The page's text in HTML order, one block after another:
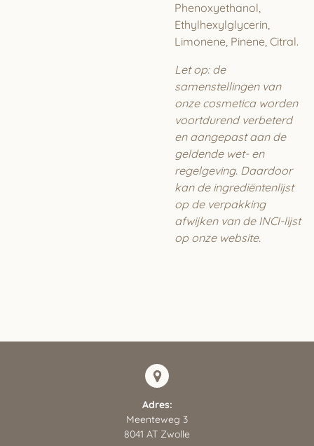
Phenoxyethanol,
Ethylhexylglycerin,
Limonene, Pinene, Citral.
Let op: de
samenstellingen van
onze cosmetica worden
voortdurend verbeterd
en aangepast aan de
geldende wet- en
regelgeving. Daardoor
kan de ingrediëntenlijst
op de verpakking
afwijken van de INCI-lijst
op onze website.
Adres:
Meenteweg 3
8041 AT Zwolle